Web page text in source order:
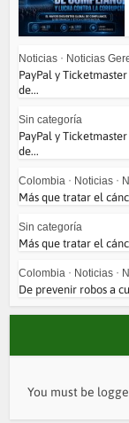
Noticias • Noticias
PayPal y
de...
Sin categoría
PayPal y
de...
Colombia • Noticias •
Más que tratar el
Sin categoría
Más que tratar el
Colombia • Noticias •
De prevenir robos a
You must be